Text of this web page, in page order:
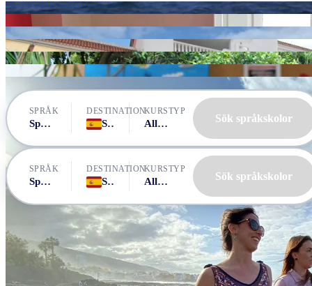
Canarias Cultural
Canarias Cultural
Don Quijote Tenerife
FU International Academy
FU International Academy
FU International Academy
SPRÅK
Spanska
DESTINATION
Spanien, Teneriffa (Santa Cruz)
KURSTYP
Alla kurser Sök språkskolor
SPRÅK
Spanska
DESTINATION
Spanien, Teneriffa (Santa Cruz)
KURSTYP
Alla kurser Sök språkskolor